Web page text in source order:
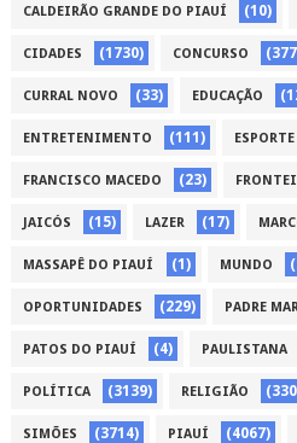
CALDEIRÃO GRANDE DO PIAUÍ (10)
CIDADES (1730) CONCURSO
CURRAL NOVO (33) EDUCAÇÃO
ENTRETENIMENTO (111) ESPORTE
FRANCISCO MACEDO (23)
JAICÓS (15) LAZER (17)
MASSAPÊ DO PIAUÍ (1) MUNDO
OPORTUNIDADES (229) PADRE
PATOS DO PIAUÍ (4) PAULISTANA
POLÍTICA (3139) RELIGIÃO
SIMÕES (3714) PIAUÍ (4067)